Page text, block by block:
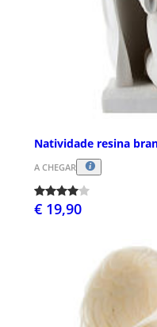
Natividade resina
A CHEGAR
€ 19,90